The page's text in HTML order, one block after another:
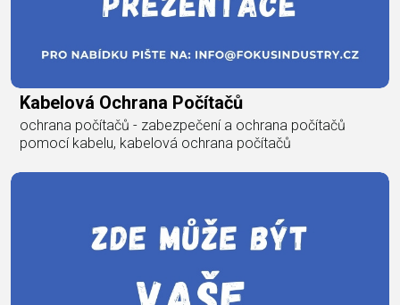
Kabelová Ochrana Počítačů
ochrana počítačů - zabezpečení a ochrana počítačů
pomocí kabelu, kabelová ochrana počítačů